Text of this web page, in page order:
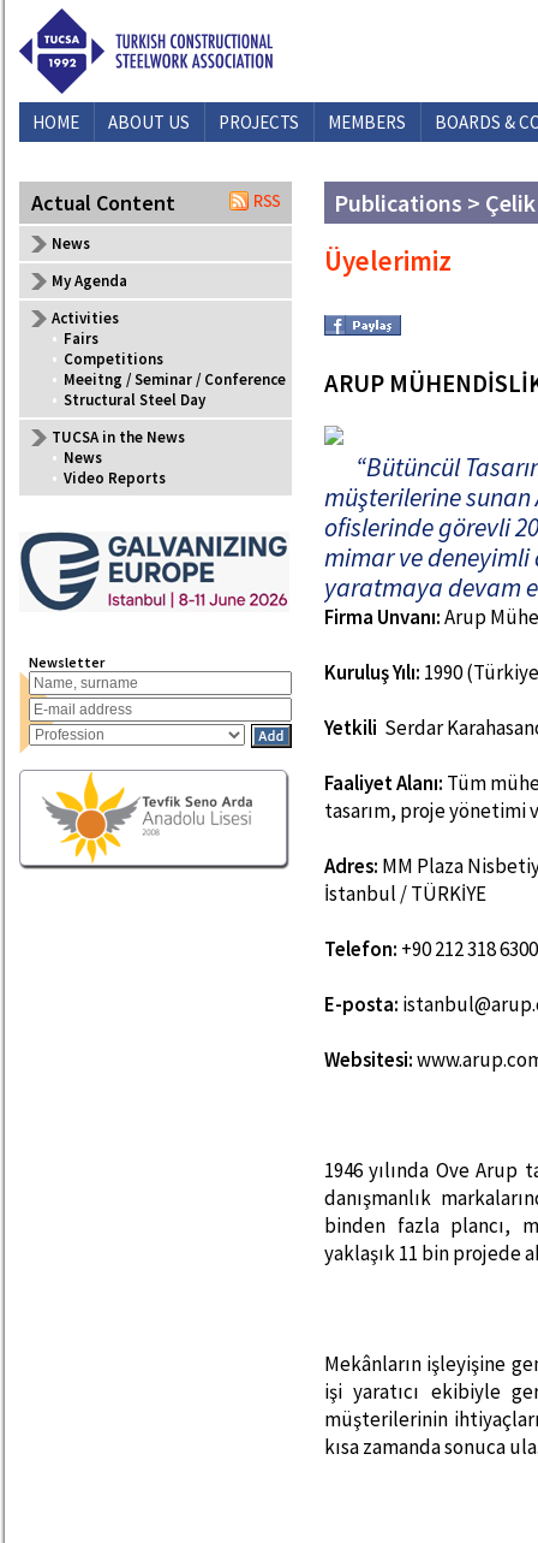
HOME ABOUT US PROJECTS MEMBERS BOARDS &
Actual Content
News
My Agenda
Activities
• Fairs
• Competitions
• Meeitng / Seminar / Conference
• Structural Steel Day
TUCSA in the News
• News
• Video Reports
Newsletter
Publications > Çelik
Üyelerimiz
ARUP
“Bütüncül
müşterilerine
ofislerinde görevli
mimar ve deneyimli
yaratmaya devam
Firma Unvanı:Arup
Kuruluş Yılı: 1990
Yetkili Serdar
Faaliyet Alanı: Tüm
tasarım, proje yönetimi
Adres: MM Plaza
İstanbul / TÜRKİYE
Telefon: +90 212 318 6300
E-posta:
Websitesi:
1946 yılında Ove
danışmanlık
binden fazla plancı,
yaklaşık 11 bin projede
Mekânların işleyişine
işi yaratıcı ekibiyle
müşterilerinin
kısa zamanda sonuca